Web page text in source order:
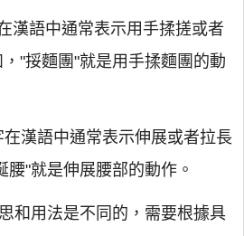
漢語中通常表示用手揉搓或者
"挼麵團"就是用手揉麵團的動
漢語中通常表示伸展或者拉長
腰"就是伸展腰部的動作。
和用法是不同的，需要根據具